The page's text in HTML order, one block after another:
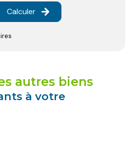
Calculer
autres biens
à votre